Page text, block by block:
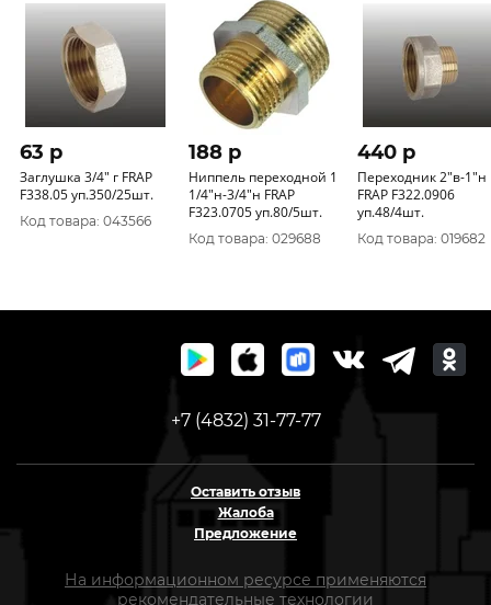
63 p
Заглушка 3/4" г FRAP
F338.05 уп.350/25шт.
Код товара: 043566
188 p
Ниппель переходной 1
1/4"н-3/4"н FRAP
F323.0705 уп.80/5шт.
Код товара: 029688
440 p
Переходник 2"в-1"н
FRAP F322.0906
уп.48/4шт.
Код товара: 019682
+7 (4832) 31-77-77
Оставить отзыв
Жалоба
Предложение
На информационном ресурсе применяются
рекомендательные технологии